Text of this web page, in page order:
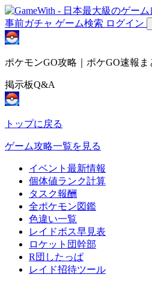
事前ガチャ ゲーム検索 ログイン
ポケモンGO攻略｜ポケGO速報ま
掲示板Q&A
トップに戻る
ゲーム攻略一覧を見る
イベント最新情報
個体値ランク計算
タスク報酬
全ポケモン図鑑
色違い一覧
レイドボス早見表
ロケット団幹部
R団したっぱ
レイド招待ツール